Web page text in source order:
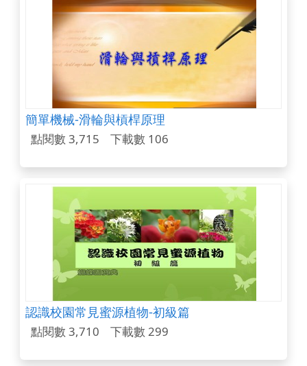
簡單機械-滑輪與槓桿原理
點閱數 3,715 下載數 106
認識校園常見蜜源植物-初級篇
點閱數 3,710 下載數 299